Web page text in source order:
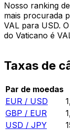
Nosso ranking
mais procurada
VAL para USD.
do Vaticano é
Taxas de
Par de moedas
EUR / USD
GBP / EUR
USD / JPY